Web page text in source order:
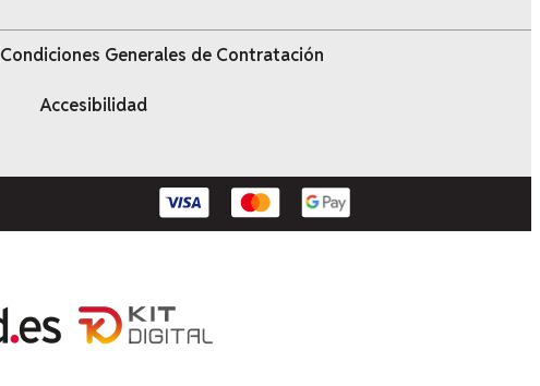
Condiciones Generales de Contratación
Accesibilidad